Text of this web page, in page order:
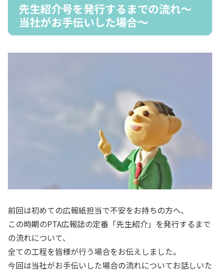
先生紹介号を発行するまでの流れ～
当社がお手伝いした場合～
前回は初めての広報紙担当で不安をお持ちの方へ、
この時期のPTA広報誌の定番「先生紹介」を発行するまで
の流れについて、
全ての工程を皆様が行う場合をお伝えしました。
今回は当社がお手伝いした場合の流れについてお話しいた